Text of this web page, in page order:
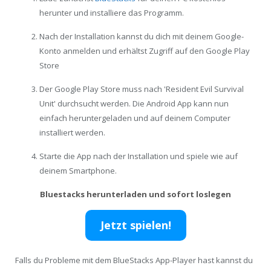
herunter und installiere das Programm.
Nach der Installation kannst du dich mit deinem Google-
Konto anmelden und erhältst Zugriff auf den Google Play
Store
Der Google Play Store muss nach 'Resident Evil Survival
Unit' durchsucht werden. Die Android App kann nun
einfach heruntergeladen und auf deinem Computer
installiert werden.
Starte die App nach der Installation und spiele wie auf
deinem Smartphone.
Bluestacks herunterladen und sofort loslegen
Jetzt spielen!
Falls du Probleme mit dem BlueStacks App-Player hast kannst du